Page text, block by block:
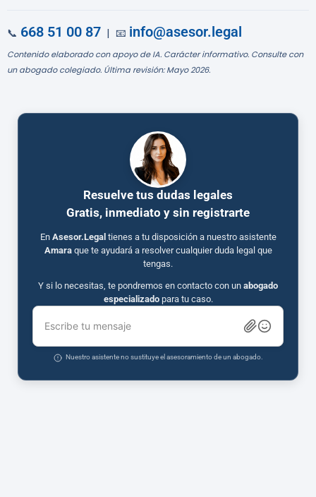
📞 668 51 00 87 | 📧 info@asesor.legal
Contenido elaborado con apoyo de IA. Carácter informativo. Consulte con
un abogado colegiado. Última revisión: Mayo 2026.
Resuelve tus dudas legales
Gratis, inmediato y sin registrarte
En Asesor.Legal tienes a tu disposición a nuestro asistente
Amaraque te ayudará a resolver cualquier duda legal que
tengas.
Y si lo necesitas, te pondremos en contacto con un abogado
especializadopara tu caso.
Escribe tu mensaje
Nuestro asistente no sustituye el asesoramiento de un abogado.